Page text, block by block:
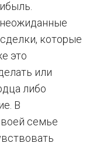
которые
это
или
либо
В
семье